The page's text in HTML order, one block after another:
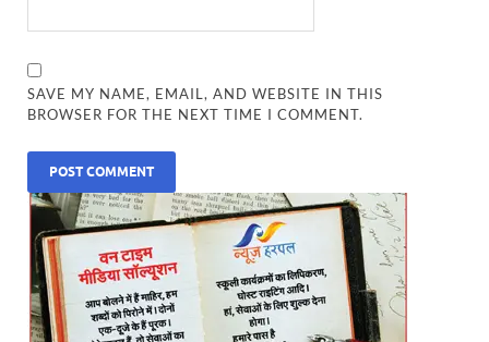
SAVE MY NAME, EMAIL, AND WEBSITE IN THIS
BROWSER FOR THE NEXT TIME I COMMENT.